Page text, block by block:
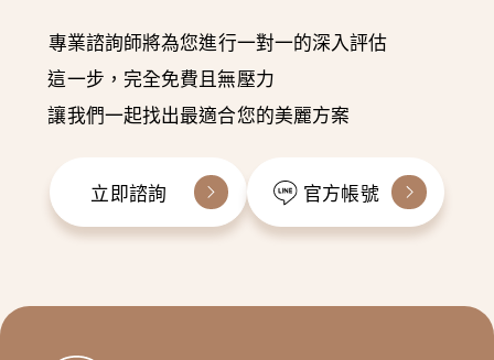
專業諮詢師將為您進行一對一的深入評估
這一步，完全免費且無壓力
讓我們一起找出最適合您的美麗方案
立即諮詢 官方帳號